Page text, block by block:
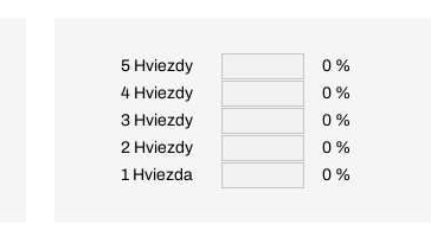
5 Hviezdy
0 %
4 Hviezdy
0 %
3 Hviezdy
0 %
2 Hviezdy
0 %
1 Hviezda
0 %